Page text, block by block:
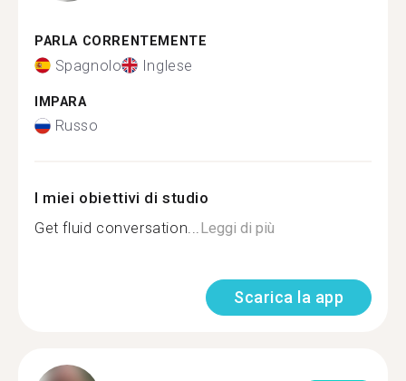
PARLA CORRENTEMENTE
Spagnolo Inglese
IMPARA
Russo
I miei obiettivi di studio
Get fluid conversation...Leggi di più
Scarica la app